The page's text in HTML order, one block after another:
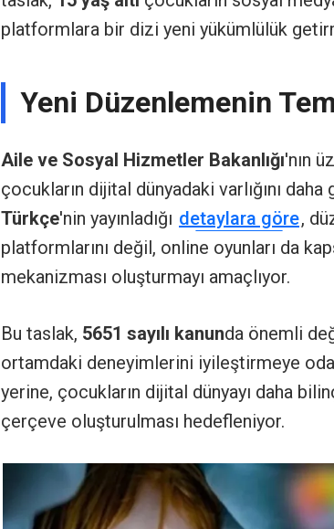
platformlara bir dizi yeni yükümlülük
Yeni Düzenlemenin
Aile ve Sosyal Hizmetler Bakanlığı'nın
çocukların dijital dünyadaki varlığını
Türkçe'nin yayınladığı detaylara göre,
platformlarını değil, online oyunları da
mekanizması oluşturmayı amaçlıyor.
Bu taslak, 5651 sayılı kanunda önemli
ortamdaki deneyimlerini iyileştirmeye
yerine, çocukların dijital dünyayı daha
çerçeve oluşturulması hedefleniyor.